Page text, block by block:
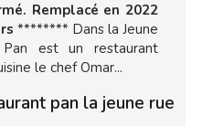
Remplacé en 2022
******** Dans la Jeune
est un restaurant
le chef Omar...
pan la jeune rue